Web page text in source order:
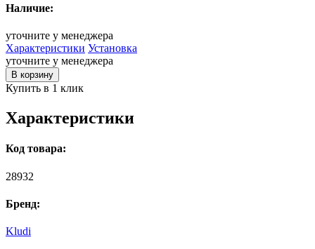
Наличие:
уточните у менеджера
Характеристики Установка
уточните у менеджера
В корзину
Купить в 1 клик
Характеристики
Код товара:
28932
Бренд:
Kludi